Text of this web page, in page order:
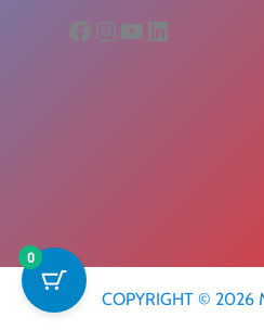
Facebook
Instagram
YouTube
LinkedIn
COPYRIGHT © 2026
0